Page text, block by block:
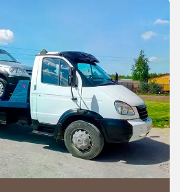
Радумля
Район Аэропорт
Раменское
Растуново
Рахманово